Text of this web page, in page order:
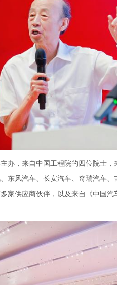
办，来自中国工程院的四位院士
东风汽车、长安汽车、奇瑞汽车
家供应商伙伴，以及来自《中国汽